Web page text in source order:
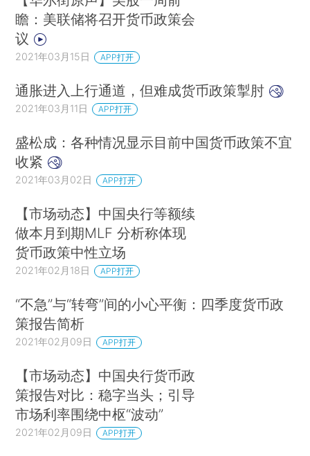
瞻：美联储将召开货币政策会
议
2021年03月15日 APP打开
通胀进入上行通道，但难成货币政策掣肘
2021年03月11日 APP打开
盛松成：各种情况显示目前中国货币政策不宜
收紧
2021年03月02日 APP打开
【市场动态】中国央行等额续
做本月到期MLF 分析称体现
货币政策中性立场
2021年02月18日 APP打开
“不急”与“转弯”间的小心平衡：四季度货币政
策报告简析
2021年02月09日 APP打开
【市场动态】中国央行货币政
策报告对比：稳字当头；引导
市场利率围绕中枢“波动”
2021年02月09日 APP打开